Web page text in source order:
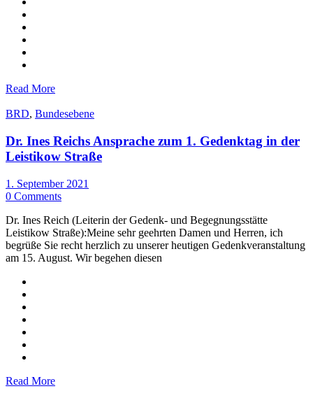
Read More
BRD, Bundesebene
Dr. Ines Reichs Ansprache zum 1. Gedenktag in der
Leistikow Straße
1. September 2021
0 Comments
Dr. Ines Reich (Leiterin der Gedenk- und Begegnungsstätte
Leistikow Straße):Meine sehr geehrten Damen und Herren, ich
begrüße Sie recht herzlich zu unserer heutigen Gedenkveranstaltung
am 15. August. Wir begehen diesen
Read More